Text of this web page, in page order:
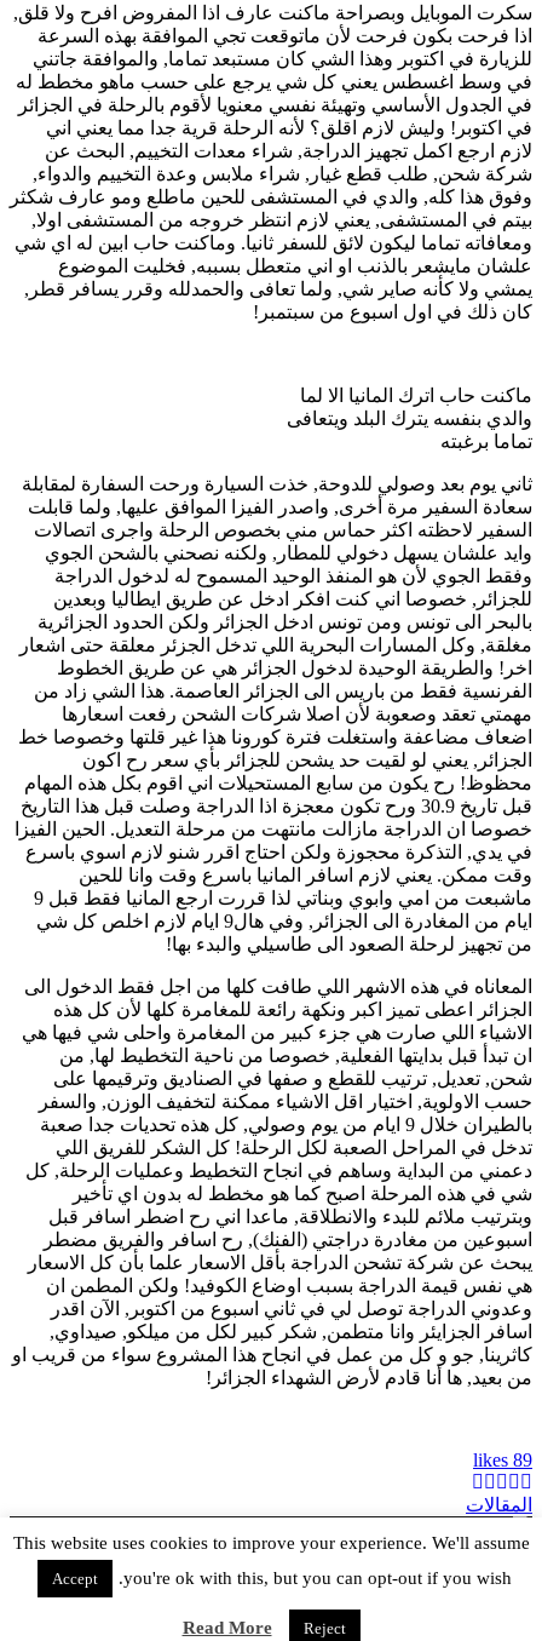
سكرت الموبايل وبصراحة ماكنت عارف اذا المفروض افرح ولا قلق,
اذا فرحت بكون فرحت لأن ماتوقعت تجي الموافقة بهذه السرعة
للزيارة في اكتوبر وهذا الشي كان مستبعد تماما, والموافقة جاتني
في وسط اغسطس يعني كل شي يرجع على حسب ماهو مخطط له
في الجدول الأساسي وتهيئة نفسي معنويا لأقوم بالرحلة في الجزائر
في اكتوبر! وليش لازم اقلق؟ لأنه الرحلة قرية جدا مما يعني اني
لازم ارجع اكمل تجهيز الدراجة, شراء معدات التخييم, البحث عن
شركة شحن, طلب قطع غيار, شراء ملابس وعدة التخييم والدواء,
وفوق هذا كله, والدي في المستشفى للحين ماطلع ومو عارف شكثر
بيتم في المستشفى, يعني لازم انتظر خروجه من المستشفى اولا,
ومعافاته تماما ليكون لائق للسفر ثانيا. وماكنت حاب ابين له اي شي
علشان مايشعر بالذنب او اني متعطل بسببه, فخليت الموضوع
يمشي ولا كأنه صاير شي, ولما تعافى والحمدلله وقرر يسافر قطر,
كان ذلك في اول اسبوع من سبتمبر!
ماكنت حاب اترك المانيا الا لما
والدي بنفسه يترك البلد ويتعافى
تماما برغبته
ثاني يوم بعد وصولي للدوحة, خذت السيارة ورحت السفارة لمقابلة
سعادة السفير مرة أخرى, واصدر الفيزا الموافق عليها, ولما قابلت
السفير لاحظته اكثر حماس مني بخصوص الرحلة واجرى اتصالات
وايد علشان يسهل دخولي للمطار, ولكنه نصحني بالشحن الجوي
وفقط الجوي لأن هو المنفذ الوحيد المسموح له لدخول الدراجة
للجزائر, خصوصا اني كنت افكر ادخل عن طريق ايطاليا وبعدين
بالبحر الى تونس ومن تونس ادخل الجزائر ولكن الحدود الجزائرية
مغلقة, وكل المسارات البحرية اللي تدخل الجزئر معلقة حتى اشعار
اخر! والطريقة الوحيدة لدخول الجزائر هي عن طريق الخطوط
الفرنسية فقط من باريس الى الجزائر العاصمة. هذا الشي زاد من
مهمتي تعقد وصعوبة لأن اصلا شركات الشحن رفعت اسعارها
اضعاف مضاعفة واستغلت فترة كورونا هذا غير قلتها وخصوصا خط
الجزائر, يعني لو لقيت حد يشحن للجزائر بأي سعر رح اكون
محظوظ! رح يكون من سابع المستحيلات اني اقوم بكل هذه المهام
قبل تاريخ 30.9 ورح تكون معجزة اذا الدراجة وصلت قبل هذا التاريخ
خصوصا ان الدراجة مازالت مانتهت من مرحلة التعديل. الحين الفيزا
في يدي, التذكرة محجوزة ولكن احتاج اقرر شنو لازم اسوي باسرع
وقت ممكن. يعني لازم اسافر المانيا باسرع وقت وانا للحين
ماشبعت من امي وابوي وبناتي لذا قررت ارجع المانيا فقط قبل 9
ايام من المغادرة الى الجزائر, وفي هال9 ايام لازم اخلص كل شي
من تجهيز لرحلة الصعود الى طاسيلي والبدء بها!
المعاناه في هذه الاشهر اللي طافت كلها من اجل فقط الدخول الى
الجزائر اعطى تميز اكبر ونكهة رائعة للمغامرة كلها لأن كل هذه
الاشياء اللي صارت هي جزء كبير من المغامرة واحلى شي فيها هي
ان تبدأ قبل بدايتها الفعلية, خصوصا من ناحية التخطيط لها, من
شحن, تعديل, ترتيب للقطع و صفها في الصناديق وترقيمها على
حسب الاولوية, اختيار اقل الاشياء ممكنة لتخفيف الوزن, والسفر
بالطيران خلال 9 ايام من يوم وصولي, كل هذه تحديات جدا صعبة
تدخل في المراحل الصعبة لكل الرحلة! كل الشكر للفريق اللي
دعمني من البداية وساهم في انجاح التخطيط وعمليات الرحلة, كل
شي في هذه المرحلة اصبح كما هو مخطط له بدون اي تأخير
وبترتيب ملائم للبدء والانطلاقة, ماعدا اني رح اضطر اسافر قبل
اسبوعين من مغادرة دراجتي (الفنك), رح اسافر والفريق مضطر
يبحث عن شركة تشحن الدراجة بأقل الاسعار علما بأن كل الاسعار
هي نفس قيمة الدراجة بسبب اوضاع الكوفيد! ولكن المطمن ان
وعدوني الدراجة توصل لي في ثاني اسبوع من اكتوبر, الآن اقدر
اسافر الجزايئر وانا متطمن, شكر كبير لكل من ميلكو, صيداوي,
كاثرينا, جو و كل من عمل في انجاح هذا المشروع سواء من قريب او
من بعيد, ها أنا قادم لأرض الشهداء الجزائر!
89
المقالات
حقوق النشر © 2019 خالد الجابر. كل الحقوق محفوظة
Instagram
Facebook
X
YouTube
This website uses cookies to improve your experience. We'll assume
you're ok with this, but you can opt-out if you wish.
Accept
Reject
Read More